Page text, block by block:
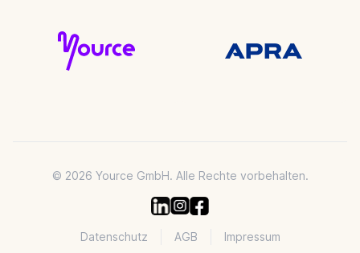
© 2026 Yource GmbH. Alle Rechte vorbehalten.
Datenschutz AGB Impressum